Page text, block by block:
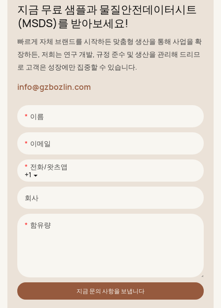
지금 무료 샘플과 물질안전데이터시트
(MSDS)를 받아보세요!
빠르게 자체 브랜드를 시작하든 맞춤형 생산을 통해 사업을 확
장하든, 저희는 연구 개발, 규정 준수 및 생산을 관리해 드리므
로 고객은 성장에만 집중할 수 있습니다.
info@gzbozlin.com
이름
이메일
+1
전화/왓츠앱
회사
함유량
지금 문의 사항을 보냅니다